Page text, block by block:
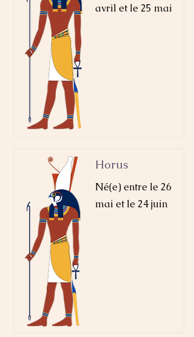
avril et le 25 mai
Horus
Né(e) entre le 26
mai et le 24 juin